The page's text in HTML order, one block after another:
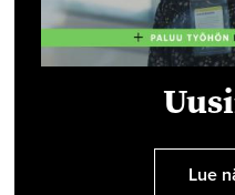
Lue